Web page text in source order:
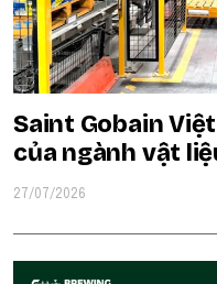
Saint Gobain
của ngành vật
27/07/2026